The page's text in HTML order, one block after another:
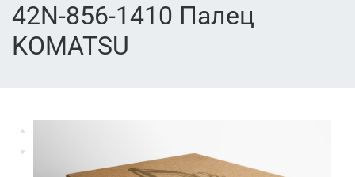
42N-856-1410 Палец
KOMATSU